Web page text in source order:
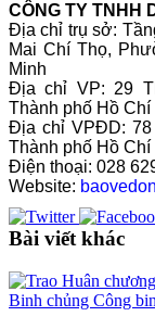
CÔNG TY TNHH
Địa chỉ trụ sở:
Mai Chí Thọ,
Minh
Địa chỉ VP: 29
Thành phố Hồ Chí
Địa chỉ VPĐD:
Thành phố Hồ Chí
Điện thoại: 028
Website:
Bài viết khác